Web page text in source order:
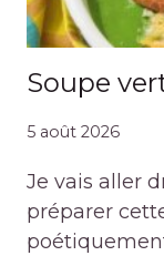
Soupe
5 août 2026
Je vais aller
préparer